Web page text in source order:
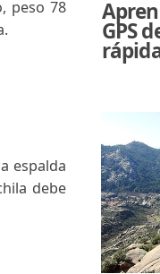
experiencia en el
y para ello hay
mi caso, peso 78